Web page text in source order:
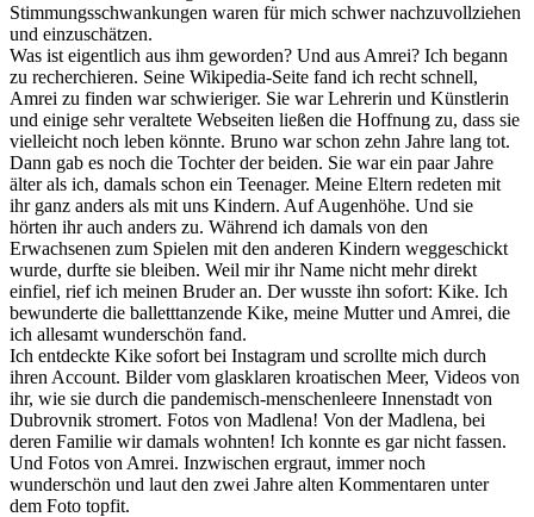
Stimmungsschwankungen waren für mich schwer nachzuvollziehen
und einzuschätzen.
Was ist eigentlich aus ihm geworden? Und aus Amrei? Ich begann
zu recherchieren. Seine Wikipedia-Seite fand ich recht schnell,
Amrei zu finden war schwieriger. Sie war Lehrerin und Künstlerin
und einige sehr veraltete Webseiten ließen die Hoffnung zu, dass sie
vielleicht noch leben könnte. Bruno war schon zehn Jahre lang tot.
Dann gab es noch die Tochter der beiden. Sie war ein paar Jahre
älter als ich, damals schon ein Teenager. Meine Eltern redeten mit
ihr ganz anders als mit uns Kindern. Auf Augenhöhe. Und sie
hörten ihr auch anders zu. Während ich damals von den
Erwachsenen zum Spielen mit den anderen Kindern weggeschickt
wurde, durfte sie bleiben. Weil mir ihr Name nicht mehr direkt
einfiel, rief ich meinen Bruder an. Der wusste ihn sofort: Kike. Ich
bewunderte die balletttanzende Kike, meine Mutter und Amrei, die
ich allesamt wunderschön fand.
Ich entdeckte Kike sofort bei Instagram und scrollte mich durch
ihren Account. Bilder vom glasklaren kroatischen Meer, Videos von
ihr, wie sie durch die pandemisch-menschenleere Innenstadt von
Dubrovnik stromert. Fotos von Madlena! Von der Madlena, bei
deren Familie wir damals wohnten! Ich konnte es gar nicht fassen.
Und Fotos von Amrei. Inzwischen ergraut, immer noch
wunderschön und laut den zwei Jahre alten Kommentaren unter
dem Foto topfit.